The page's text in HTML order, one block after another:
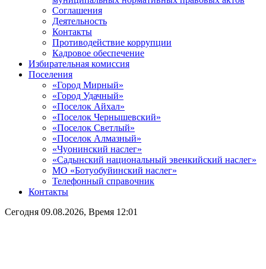
Соглашения
Деятельность
Контакты
Противодействие коррупции
Кадровое обеспечение
Избирательная комиссия
Поселения
«Город Мирный»
«Город Удачный»
«Поселок Айхал»
«Поселок Чернышевский»
«Поселок Светлый»
«Поселок Алмазный»
«Чуонинский наслег»
«Садынский национальный эвенкийский наслег»
МО «Ботуобуйинский наслег»
Телефонный справочник
Контакты
Сегодня 09.08.2026, Время 12:01